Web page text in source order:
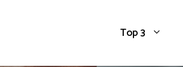
Top 3